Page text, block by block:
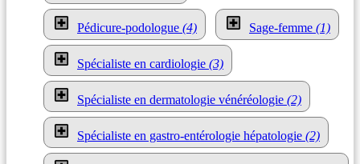
Pédicure-podologue (4) Sage-femme (1)
Spécialiste en cardiologie (3)
Spécialiste en dermatologie vénéréologie (2)
Spécialiste en gastro-entérologie hépatologie (2)